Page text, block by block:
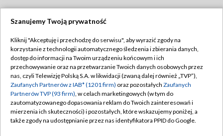
TVP
Abonament TVP
Emisja w TVP
Centrum informacji TVP
Naziemna Telewizja Cyfrowa
Regulamin TVP
Polityka prywatności
Moje zgody
Pomoc
Szanujemy Twoją prywatność
Kliknij "Akceptuję i przechodzę do serwisu", aby wyrazić zgody na
korzystanie z technologii automatycznego śledzenia i zbierania danych,
dostęp do informacji na Twoim urządzeniu końcowym i ich
przechowywanie oraz na przetwarzanie Twoich danych osobowych przez
nas, czyli Telewizję Polską S.A. w likwidacji (zwaną dalej również „TVP”),
Zaufanych Partnerów z IAB* (1201 firm) oraz pozostałych Zaufanych
Partnerów TVP (93 firm), w celach marketingowych (w tym do
zautomatyzowanego dopasowania reklam do Twoich zainteresowań i
mierzenia ich skuteczności) i pozostałych, które wskazujemy poniżej, a
także zgody na udostępnianie przez nas identyfikatora PPID do Google.